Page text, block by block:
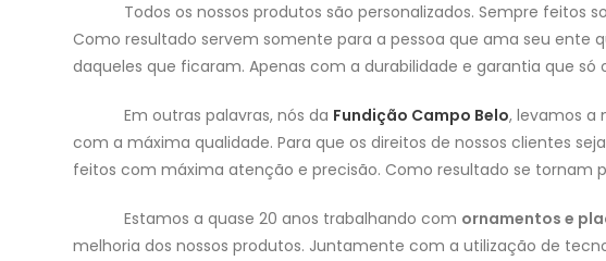
Todos os nossos produtos são personalizados. Sempre
Como resultado servem somente para a pessoa que ama seu ente
daqueles que ficaram. Apenas com a durabilidade e garantia que
Em outras palavras, nós da Fundição Campo Belo, levamos a
com a máxima qualidade. Para que os direitos de nossos clientes
feitos com máxima atenção e precisão. Como resultado se tornam
Estamos a quase 20 anos trabalhando com ornamentos e
melhoria dos nossos produtos. Juntamente com a utilização de